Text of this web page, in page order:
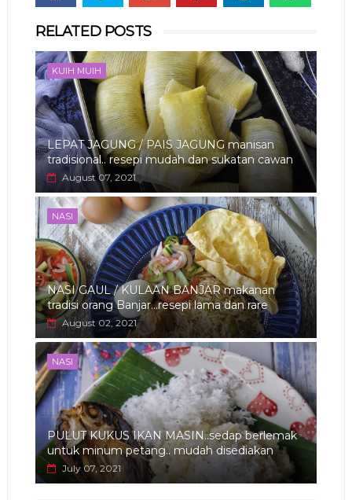
RELATED POSTS
KUIH MUIH
LEPAT JAGUNG / PAIS JAGUNG manisan
tradisional.. resepi mudah dan sukatan cawan
August 07, 2021
NASI
NASI GAUL / KULAAN BANJAR makanan
tradisi orang Banjar...resepi lama dan rare
August 02, 2021
NASI
PULUT KUKUS IKAN MASIN..sedap berlemak
untuk minum petang.. mudah disediakan
July 07, 2021